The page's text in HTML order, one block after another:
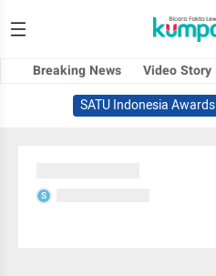
Breaking News Video Story
SATU Indonesia Awards
S